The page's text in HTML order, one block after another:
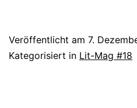
Veröffentlicht am 7.
Kategorisiert in Lit-Mag #18